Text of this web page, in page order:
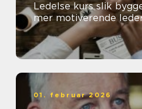
Ledelse kurs slik bygges tryggere og
mer motiverende
01. februar 2026